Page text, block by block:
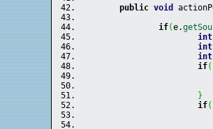
public void
if(e.
int
int
int
if(
}
if(